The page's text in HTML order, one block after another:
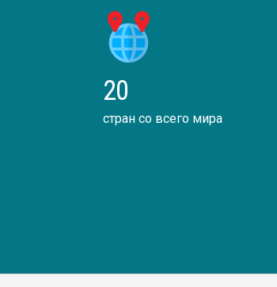
20
стран со всего мира